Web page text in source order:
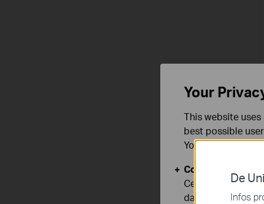
De
Infos
Your
This website
best possible
You can find
Cookies basiques
Ces cookies sont
dans vos